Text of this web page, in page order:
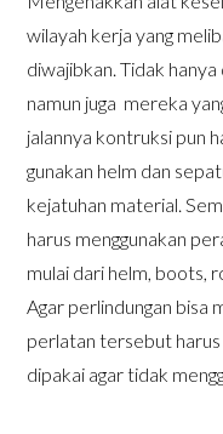
wilayah kerja yang
diwajibkan. Tidak hanya
namun juga mereka
jalannya kontruksi pun
gunakan helm dan
kejatuhan material.
harus menggunakan
mulai dari helm, boots,
Agar perlindungan bisa
perlatan tersebut harus
dipakai agar tidak